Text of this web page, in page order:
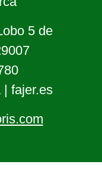
5 de
| fajer.es